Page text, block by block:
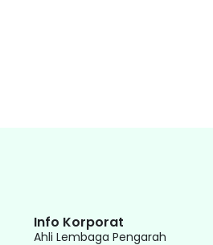
Info Korporat
Ahli Lembaga Pengarah